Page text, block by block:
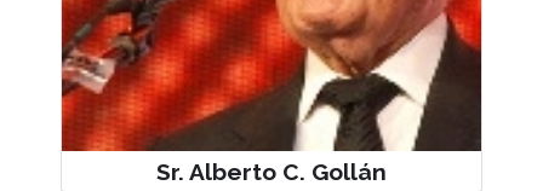
Sr. Alberto C. Gollán